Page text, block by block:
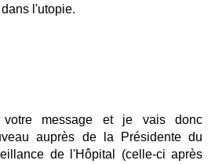
l'utopie.
message et je vais donc
auprès de la Présidente du
de l'Hôpital (celle-ci après